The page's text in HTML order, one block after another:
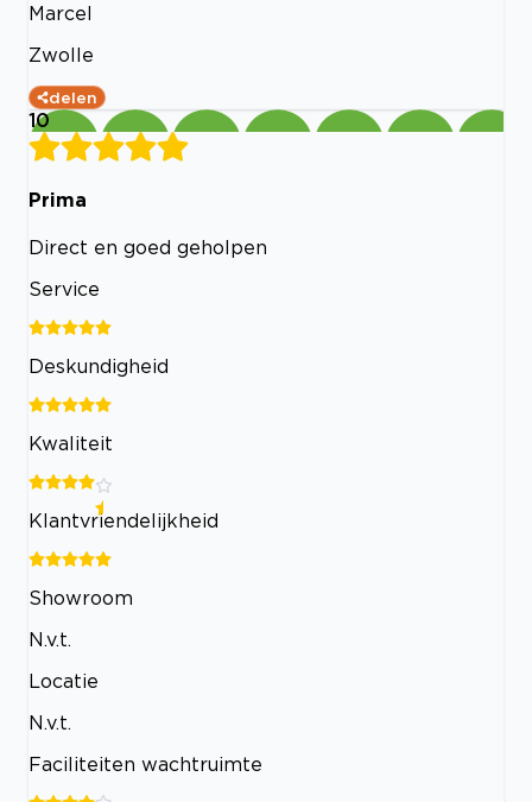
Marcel
Zwolle
delen
10
Prima
Direct en goed geholpen
Service
Deskundigheid
Kwaliteit
Klantvriendelijkheid
Showroom
N.v.t.
Locatie
N.v.t.
Faciliteiten wachtruimte